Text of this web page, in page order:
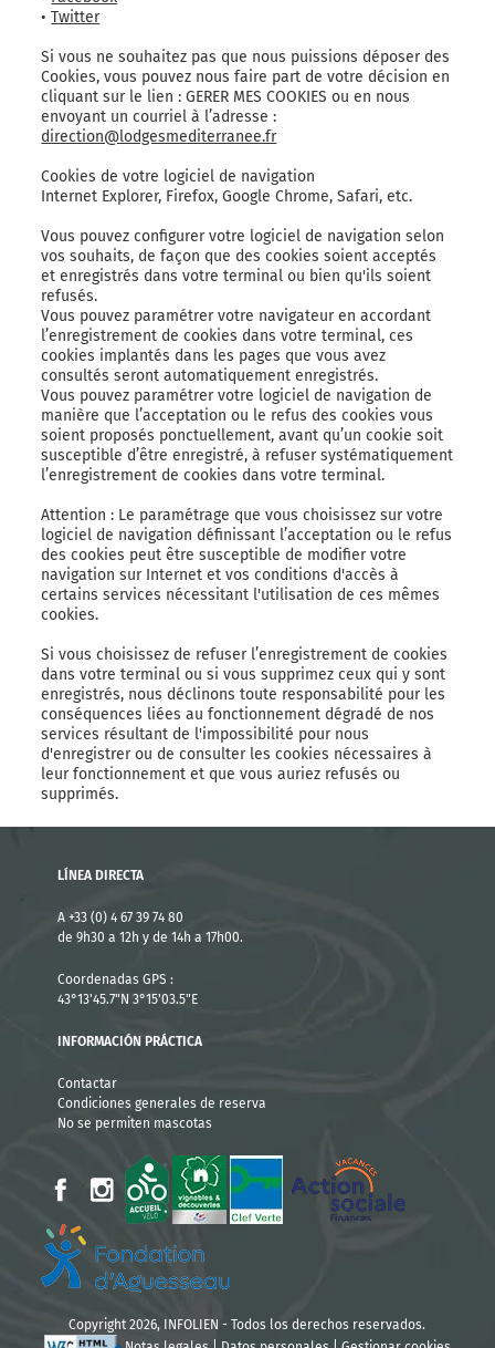
•Twitter
Si vous ne souhaitez pas que nous puissions déposer des
Cookies, vous pouvez nous faire part de votre décision en
cliquant sur le lien : GERER MES COOKIES ou en nous
envoyant un courriel à l’adresse :
direction@lodgesmediterranee.fr
Cookies de votre logiciel de navigation
Internet Explorer, Firefox, Google Chrome, Safari, etc.
Vous pouvez configurer votre logiciel de navigation selon
vos souhaits, de façon que des cookies soient acceptés
et enregistrés dans votre terminal ou bien qu'ils soient
refusés.
Vous pouvez paramétrer votre navigateur en accordant
l’enregistrement de cookies dans votre terminal, ces
cookies implantés dans les pages que vous avez
consultés seront automatiquement enregistrés.
Vous pouvez paramétrer votre logiciel de navigation de
manière que l’acceptation ou le refus des cookies vous
soient proposés ponctuellement, avant qu’un cookie soit
susceptible d’être enregistré, à refuser systématiquement
l’enregistrement de cookies dans votre terminal.
Attention : Le paramétrage que vous choisissez sur votre
logiciel de navigation définissant l’acceptation ou le refus
des cookies peut être susceptible de modifier votre
navigation sur Internet et vos conditions d'accès à
certains services nécessitant l'utilisation de ces mêmes
cookies.
Si vous choisissez de refuser l’enregistrement de cookies
dans votre terminal ou si vous supprimez ceux qui y sont
enregistrés, nous déclinons toute responsabilité pour les
conséquences liées au fonctionnement dégradé de nos
services résultant de l'impossibilité pour nous
d'enregistrer ou de consulter les cookies nécessaires à
leur fonctionnement et que vous auriez refusés ou
supprimés.
LÍNEA DIRECTA
A +33 (0) 4 67 39 74 80
de 9h30 a 12h y de 14h a 17h00.
Coordenadas GPS :
43°13'45.7"N 3°15'03.5"E
INFORMACIÓN PRÁCTICA
Contactar
Condiciones generales de reserva
No se permiten mascotas
Copyright 2026, INFOLIEN - Todos los derechos reservados.